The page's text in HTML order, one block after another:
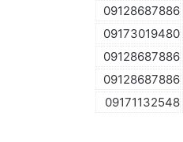
09128687886
09173019480
09128687886
09128687886
09171132548